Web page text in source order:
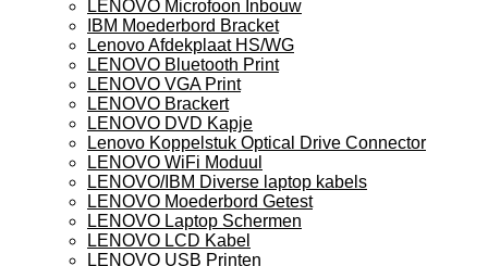
LENOVO Microfoon Inbouw
IBM Moederbord Bracket
Lenovo Afdekplaat HS/WG
LENOVO Bluetooth Print
LENOVO VGA Print
LENOVO Brackert
LENOVO DVD Kapje
Lenovo Koppelstuk Optical Drive Connector
LENOVO WiFi Moduul
LENOVO/IBM Diverse laptop kabels
LENOVO Moederbord Getest
LENOVO Laptop Schermen
LENOVO LCD Kabel
LENOVO USB Printen